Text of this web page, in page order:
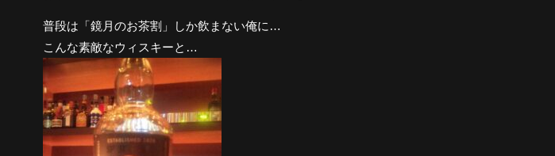
普段は「鏡月のお茶割」しか飲まない俺に…
こんな素敵なウィスキーと…